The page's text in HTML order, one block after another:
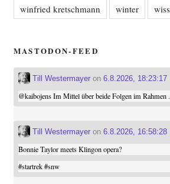
winfried kretschmann winter
MASTODON-FEED
Till Westermayeron 6.8.2026, 18:23:17
@kaibojensIm Mittel über beide Folgen im Rahmen
Till Westermayeron 6.8.2026, 16:58:28
Bonnie Taylor meets Klingon opera?
#startrek #snw